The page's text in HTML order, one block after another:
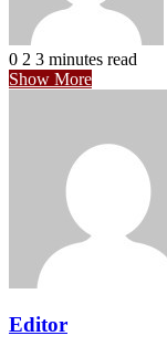
0 2 3 minutes read
Show More
Editor